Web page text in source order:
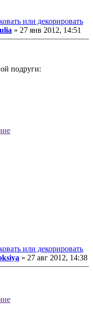
или декорировать
» 27 янв 2012, 14:51
подруги:
или декорировать
» 27 авг 2012, 14:38